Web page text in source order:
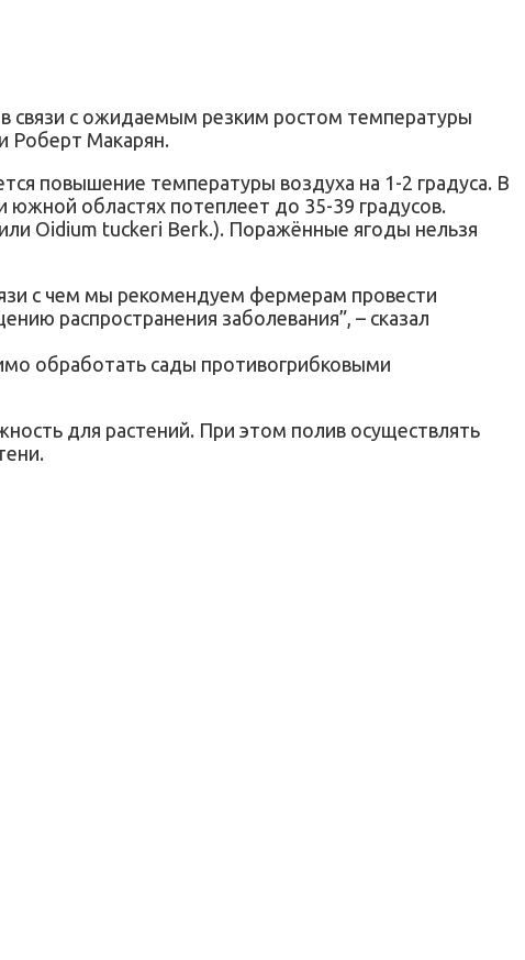
связи с ожидаемым резким ростом температуры
Роберт Макарян.
повышение температуры воздуха на 1-2 градуса. В
южной областях потеплеет до 35-39 градусов.
Oidium tuckeri Berk.). Поражённые ягоды нельзя
с чем мы рекомендуем фермерам провести
распространения заболевания”, – сказал
обработать сады противогрибковыми
для растений. При этом полив осуществлять